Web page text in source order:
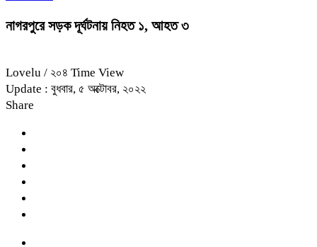
নাগরপুরে সড়ক দূর্ঘটনায় নিহত ১, আহত ৩
Lovelu / ২০৪ Time View
Update : বুধবার, ৫ অক্টোবর, ২০২২
Share